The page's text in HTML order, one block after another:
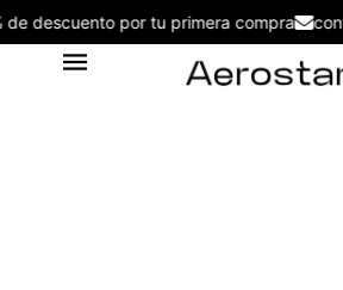
de descuento por tu primera compra